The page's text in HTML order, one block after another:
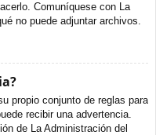
Comuníquese con La
no puede adjuntar archivos.
propio conjunto de reglas para
recibir una advertencia.
de La Administración del